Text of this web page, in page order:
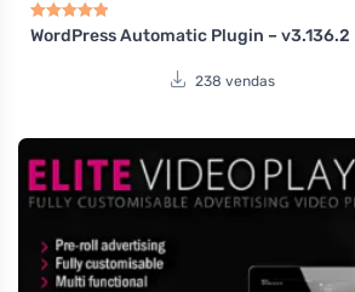
Social Media Plugins
WordPress Automatic Plugin – v3.136.2
238 vendas